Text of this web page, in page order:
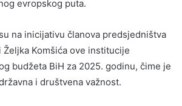
evropskog puta.
na inicijativu članova predsjedništva
Željka Komšića ove institucije
budžeta BiH za 2025. godinu, čime je
i društvena važnost.